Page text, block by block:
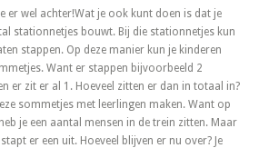
er wel achter!Wat je ook kunt doen is dat je
stationnetjes bouwt. Bij die stationnetjes kun
stappen. Op deze manier kun je kinderen
Want er stappen bijvoorbeeld 2
er zit er al 1. Hoeveel zitten er dan in totaal in?
sommetjes met leerlingen maken. Want op
je een aantal mensen in de trein zitten. Maar
er een uit. Hoeveel blijven er nu over? Je